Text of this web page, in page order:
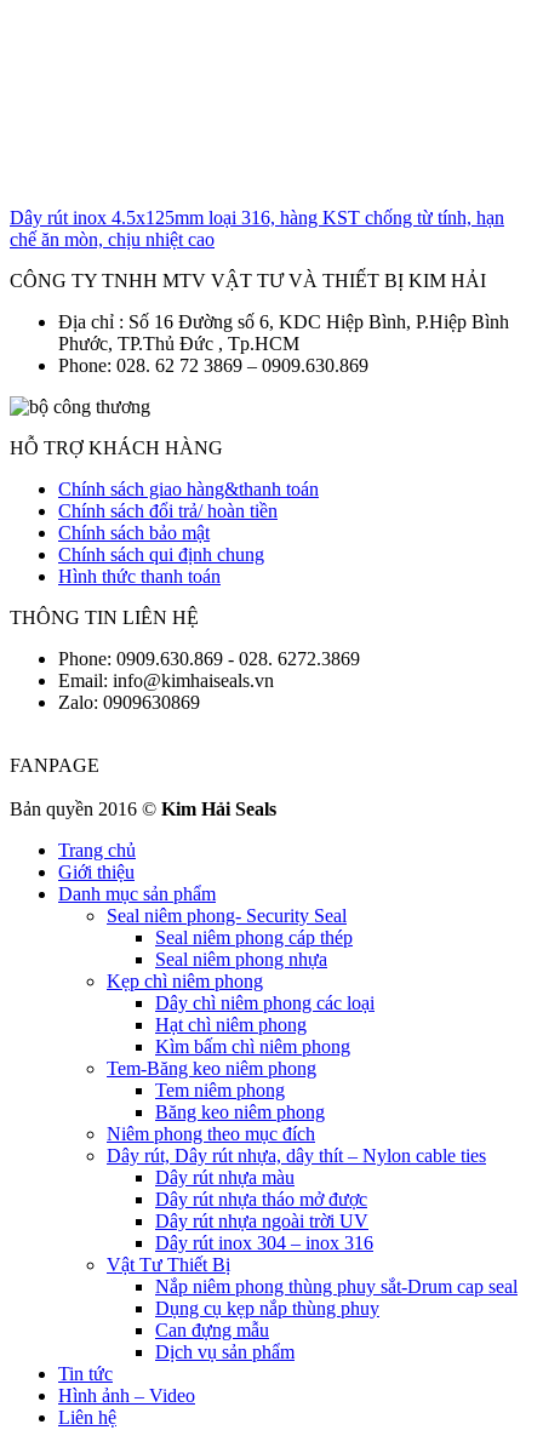
Dây rút inox 4.5x125mm loại 316, hàng KST chống từ tính, hạn
chế ăn mòn, chịu nhiệt cao
CÔNG TY TNHH MTV VẬT TƯ VÀ THIẾT BỊ KIM HẢI
Địa chỉ : Số 16 Đường số 6, KDC Hiệp Bình, P.Hiệp Bình
Phước, TP.Thủ Đức , Tp.HCM
Phone: 028. 62 72 3869 – 0909.630.869
HỖ TRỢ KHÁCH HÀNG
Chính sách giao hàng&thanh toán
Chính sách đổi trả/ hoàn tiền
Chính sách bảo mật
Chính sách qui định chung
Hình thức thanh toán
THÔNG TIN LIÊN HỆ
Phone: 0909.630.869 - 028. 6272.3869
Email: info@kimhaiseals.vn
Zalo: 0909630869
FANPAGE
Bản quyền 2016 © Kim Hải Seals
Trang chủ
Giới thiệu
Danh mục sản phẩm
Seal niêm phong- Security Seal
Seal niêm phong cáp thép
Seal niêm phong nhựa
Kẹp chì niêm phong
Dây chì niêm phong các loại
Hạt chì niêm phong
Kìm bấm chì niêm phong
Tem-Băng keo niêm phong
Tem niêm phong
Băng keo niêm phong
Niêm phong theo mục đích
Dây rút, Dây rút nhựa, dây thít – Nylon cable ties
Dây rút nhựa màu
Dây rút nhựa tháo mở được
Dây rút nhựa ngoài trời UV
Dây rút inox 304 – inox 316
Vật Tư Thiết Bị
Nắp niêm phong thùng phuy sắt-Drum cap seal
Dụng cụ kẹp nắp thùng phuy
Can đựng mẫu
Dịch vụ sản phẩm
Tin tức
Hình ảnh – Video
Liên hệ